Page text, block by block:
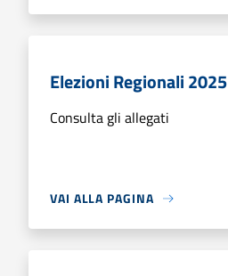
Elezioni Regionali 2025
Consulta gli allegati
VAI ALLA PAGINA